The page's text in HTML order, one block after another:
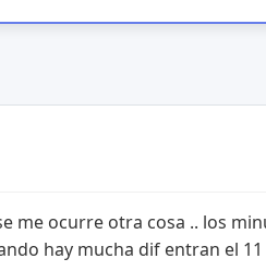
me ocurre otra cosa .. los
hay mucha dif entran el 11